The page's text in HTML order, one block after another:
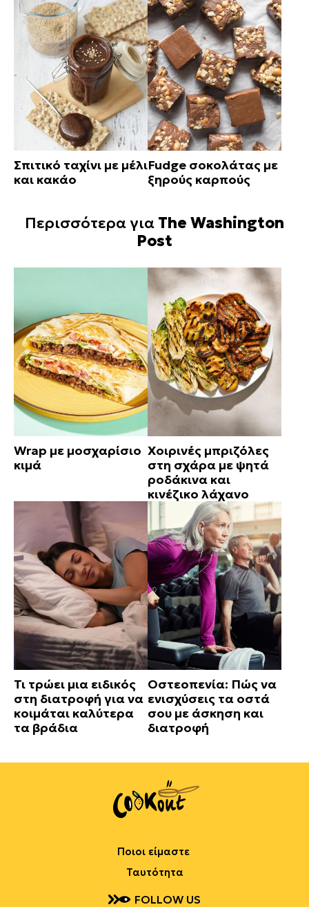
Σπιτικό ταχίνι με μέλι
και κακάο
Fudge σοκολάτας με
ξηρούς καρπούς
Περισσότερα για The Washington
Post
Wrap με μοσχαρίσιο
κιμά
Χοιρινές μπριζόλες
στη σχάρα με ψητά
ροδάκινα και
κινέζικο λάχανο
Τι τρώει μια ειδικός
στη διατροφή για να
κοιμάται καλύτερα
τα βράδια
Οστεοπενία: Πώς να
ενισχύσεις τα οστά
σου με άσκηση και
διατροφή
Ποιοι είμαστε
Ταυτότητα
FOLLOW US